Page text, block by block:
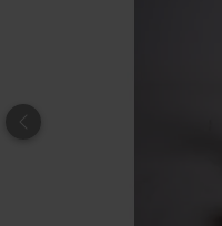
Föregående